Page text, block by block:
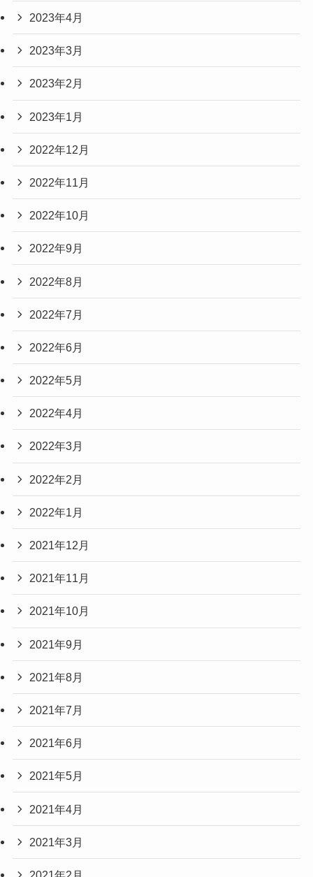
2023年4月
2023年3月
2023年2月
2023年1月
2022年12月
2022年11月
2022年10月
2022年9月
2022年8月
2022年7月
2022年6月
2022年5月
2022年4月
2022年3月
2022年2月
2022年1月
2021年12月
2021年11月
2021年10月
2021年9月
2021年8月
2021年7月
2021年6月
2021年5月
2021年4月
2021年3月